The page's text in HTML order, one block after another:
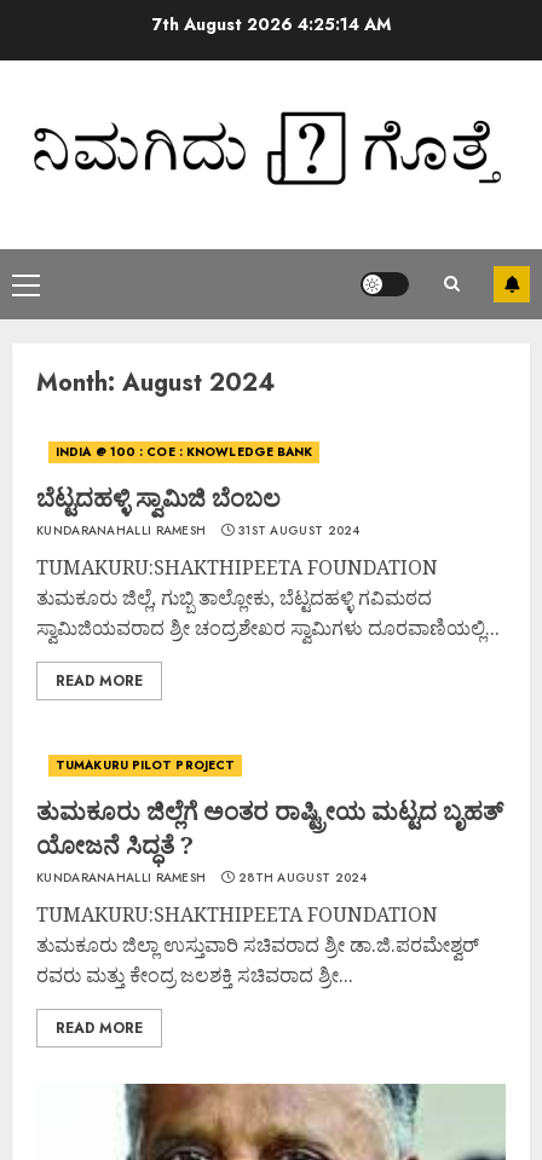
7th August 2026 4:25:15 AM
Month: August 2024
INDIA @ 100 : COE : KNOWLEDGE BANK
ಬೆಟ್ಟದಹಳ್ಳಿ ಸ್ವಾಮಿಜಿ ಬೆಂಬಲ
KUNDARANAHALLI RAMESH 31ST AUGUST 2024
TUMAKURU:SHAKTHIPEETA FOUNDATION
ತುಮಕೂರು ಜಿಲ್ಲೆ, ಗುಬ್ಬಿ ತಾಲ್ಲೋಕು, ಬೆಟ್ಟದಹಳ್ಳಿ ಗವಿಮಠದ
ಸ್ವಾಮಿಜಿಯವರಾದ ಶ್ರೀ ಚಂದ್ರಶೇಖರ ಸ್ವಾಮಿಗಳು ದೂರವಾಣಿಯಲ್ಲಿ...
READ MORE
TUMAKURU PILOT PROJECT
ತುಮಕೂರು ಜಿಲ್ಲೆಗೆ ಅಂತರ ರಾಷ್ಟ್ರೀಯ ಮಟ್ಟದ ಬೃಹತ್
ಯೋಜನೆ ಸಿದ್ಧತೆ ?
KUNDARANAHALLI RAMESH 28TH AUGUST 2024
TUMAKURU:SHAKTHIPEETA FOUNDATION
ತುಮಕೂರು ಜಿಲ್ಲಾ ಉಸ್ತುವಾರಿ ಸಚಿವರಾದ ಶ್ರೀ ಡಾ.ಜಿ.ಪರಮೇಶ್ವರ್
ರವರು ಮತ್ತು ಕೇಂದ್ರ ಜಲಶಕ್ತಿ ಸಚಿವರಾದ ಶ್ರೀ...
READ MORE